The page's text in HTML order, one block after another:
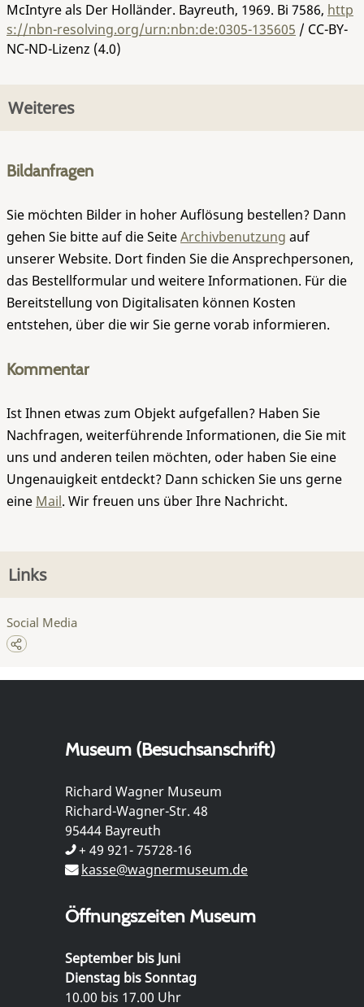
McIntyre als Der Holländer. Bayreuth, 1969. Bi 7586, http
s://nbn-resolving.org/urn:nbn:de:0305-135605 / CC-BY-
NC-ND-Lizenz (4.0)
Weiteres
Bildanfragen
Sie möchten Bilder in hoher Auflösung bestellen? Dann
gehen Sie bitte auf die SeiteArchivbenutzung auf
unserer Website. Dort finden Sie die Ansprechpersonen,
das Bestellformular und weitere Informationen. Für die
Bereitstellung von Digitalisaten können Kosten
entstehen, über die wir Sie gerne vorab informieren.
Kommentar
Ist Ihnen etwas zum Objekt aufgefallen? Haben Sie
Nachfragen, weiterführende Informationen, die Sie mit
uns und anderen teilen möchten, oder haben Sie eine
Ungenauigkeit entdeckt? Dann schicken Sie uns gerne
eine Mail. Wir freuen uns über Ihre Nachricht.
Links
Social Media
Museum (Besuchsanschrift)
Richard Wagner Museum
Richard-Wagner-Str. 48
95444 Bayreuth
+ 49 921- 75728-16
kasse@wagnermuseum.de
Öffnungszeiten Museum
September bis Juni
Dienstag bis Sonntag
10.00 bis 17.00 Uhr